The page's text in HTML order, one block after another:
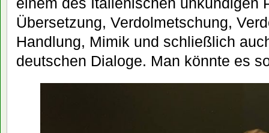
Übersetzung, Verdolmetschung,
Handlung, Mimik und schließlich
deutschen Dialoge. Man könnte es